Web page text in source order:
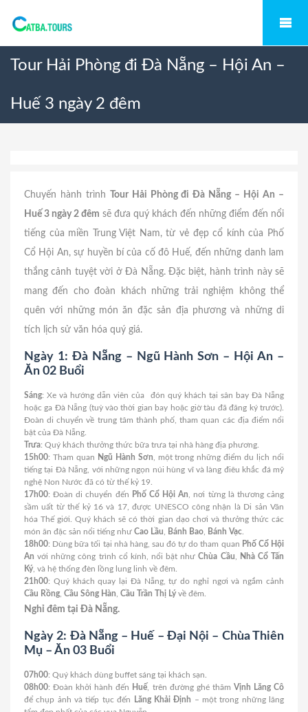
Tour Hải Phòng đi Đà Nẵng – Hội An –
Huế 3 ngày 2 đêm
Chuyến hành trình
Tour Hải Phòng đi Đà Nẵng – Hội An –
Huế 3 ngày 2 đêm sẽ đưa quý khách đến những điểm đến nổi
tiếng của miền Trung Việt Nam, từ vẻ đẹp cổ kính của Phố
Cổ Hội An, sự huyền bí của cố đô Huế, đến những danh lam
thắng cảnh tuyệt vời ở Đà Nẵng. Đặc biệt, hành trình này sẽ
mang đến cho đoàn khách những trải nghiệm không thể
quên với những món ăn đặc sản địa phương và những di
tích lịch sử văn hóa quý giá.
Ngày 1: Đà Nẵng – Ngũ Hành Sơn – Hội An –
Ăn 02 Buổi
Sáng: Xe và hướng dẫn viên của đón quý khách tại sân bay Đà Nẵng
hoặc ga Đà Nẵng (tuỳ vào thời gian bay hoặc giờ tàu đã đăng ký trước).
Đoàn di chuyển về trung tâm thành phố, tham quan các địa điểm nổi
bật của Đà Nẵng.
Trưa: Quý khách thưởng thức bữa trưa tại nhà hàng địa phương.
15h00: Tham quan Ngũ Hành Sơn , một trong những điểm du lịch nổi
tiếng tại Đà Nẵng, với những ngọn núi hùng vĩ và làng điêu khắc đá mỹ
nghệ Non Nước đã có từ thế kỷ 19.
17h00: Đoàn di chuyển đến Phố Cổ Hội An
, nơi từng là thương cảng
sầm uất từ thế kỷ 16 và 17, được UNESCO công nhận là Di sản Văn
hóa Thế giới. Quý khách sẽ có thời gian dạo chơi và thưởng thức các
món ăn đặc sản nổi tiếng như Cao Lầu Bánh Bao Bánh Vạc
18h00: Dùng bữa tối tại nhà hàng, sau đó tự do tham quan Phố Cổ Hội
An với những công trình cổ kính, nổi bật nhưChùa Cầu
Nhà Cổ Tấn
Ký , và hệ thống đèn lồng lung linh về đêm.
21h00: Quý khách quay lại Đà Nẵng, tự do nghỉ ngơi và ngắm cảnh
Cầu Rồng Cầu Sông Hàn Cầu Trần Thị Lý về đêm.
Nghỉ đêm tại Đà Nẵng.
Ngày 2: Đà Nẵng – Huế – Đại Nội – Chùa Thiên
Mụ – Ăn 03 Buổi
07h00: Quý khách dùng buffet sáng tại khách sạn.
08h00: Đoàn khởi hành đến Huế , trên đường ghé thăm Vịnh Lăng Cô
để chụp ảnh và tiếp tục đến
Lăng Khải Định – một trong những lăng